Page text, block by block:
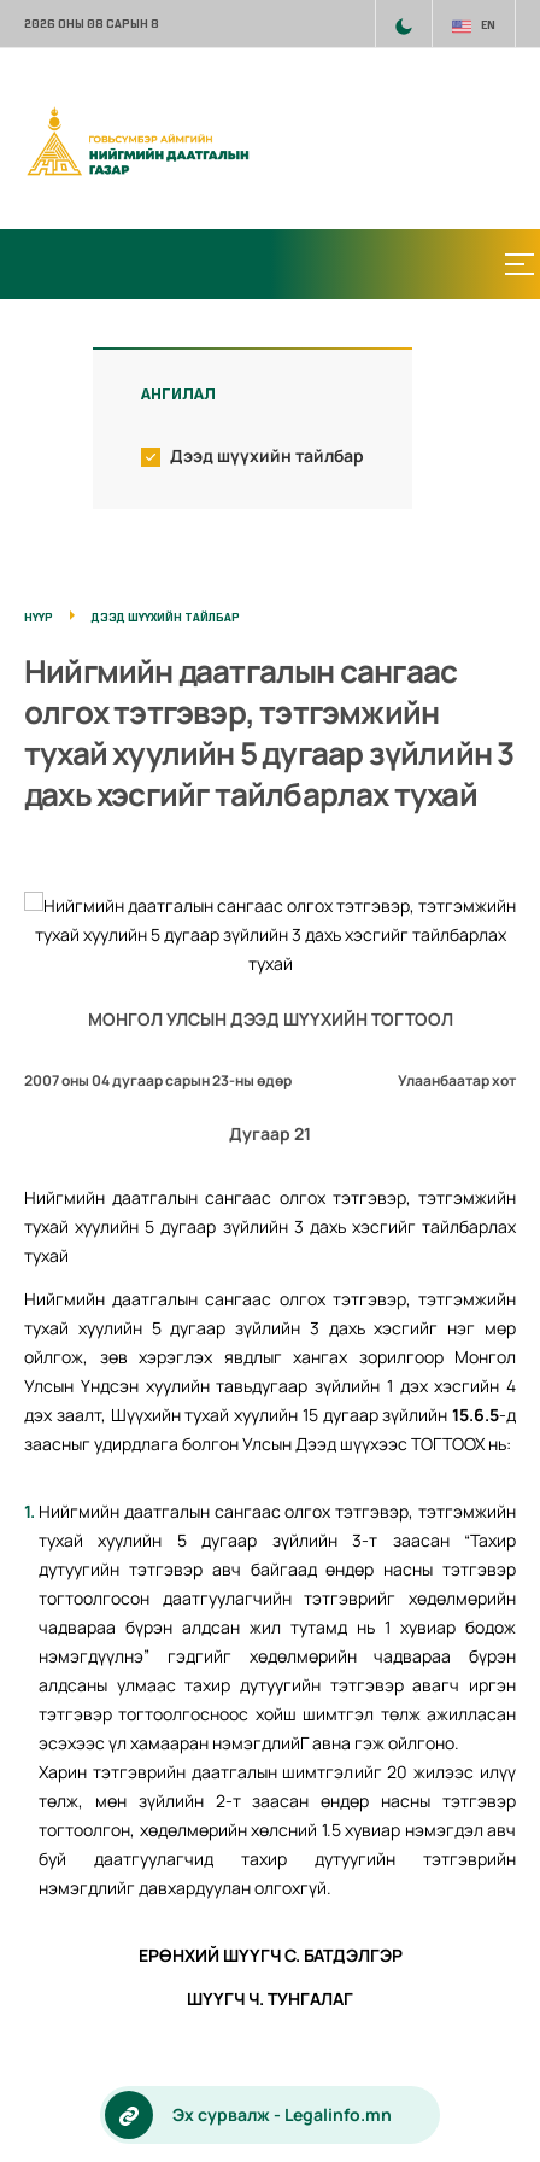
2026 ОНЫ 08 САРЫН 8 EN
АНГИЛАЛ
Дээд шүүхийн тайлбар
НҮҮР ДЭЭД ШҮҮХИЙН ТАЙЛБАР
Нийгмийн даатгалын сангаас
олгох тэтгэвэр, тэтгэмжийн
тухай хуулийн 5 дугаар зүйлийн 3
дахь хэсгийг тайлбарлах тухай
МОНГОЛ УЛСЫН ДЭЭД ШҮҮХИЙН ТОГТООЛ
2007 оны 04 дугаар сарын 23-ны өдөр Улаанбаатар хот
Дугаар 21
Нийгмийн даатгалын сангаас олгох тэтгэвэр, тэтгэмжийн
тухай хуулийн 5 дугаар зүйлийн 3 дахь хэсгийг тайлбарлах
тухай
Нийгмийн даатгалын сангаас олгох тэтгэвэр, тэтгэмжийн
тухай хуулийн 5 дугаар зүйлийн 3 дахь хэсгийг нэг мөр
ойлгож, зөв хэрэглэх явдлыг хангах зорилгоор Монгол
Улсын Үндсэн хуулийн тавьдугаар зүйлийн 1 дэх хэсгийн 4
дэх заалт, Шүүхийн тухай хуулийн 15 дугаар зүйлийн 15.6.5-д
заасныг удирдлага болгон Улсын Дээд шүүхээс ТОГТООХ нь:
Нийгмийн даатгалын сангаас олгох тэтгэвэр, тэтгэмжийн
тухай хуулийн 5 дугаар зүйлийн 3-т заасан “Тахир
дутуугийн тэтгэвэр авч байгаад өндөр насны тэтгэвэр
тогтоолгосон даатгуулагчийн тэтгэврийг хөдөлмөрийн
чадвараа бүрэн алдсан жил тутамд нь 1 хувиар бодож
нэмэгдүүлнэ” гэдгийг хөдөлмөрийн чадвараа бүрэн
алдсаны улмаас тахир дутуугийн тэтгэвэр авагч иргэн
тэтгэвэр тогтоолгосноос хойш шимтгэл төлж ажилласан
эсэхээс үл хамааран нэмэгдлийГ авна гэж ойлгоно.
Харин тэтгэврийн даатгалын шимтгэлийг 20 жилээс илүү
төлж, мөн зүйлийн 2-т заасан өндөр насны тэтгэвэр
тогтоолгон, хөдөлмөрийн хөлсний 1.5 хувиар нэмэгдэл авч
буй даатгуулагчид тахир дутуугийн тэтгэврийн
нэмэгдлийг давхардуулан олгохгүй.
ЕРӨНХИЙ ШҮҮГЧ С. БАТДЭЛГЭР
ШҮҮГЧ Ч. ТУНГАЛАГ
Эх сурвалж - Legalinfo.mn